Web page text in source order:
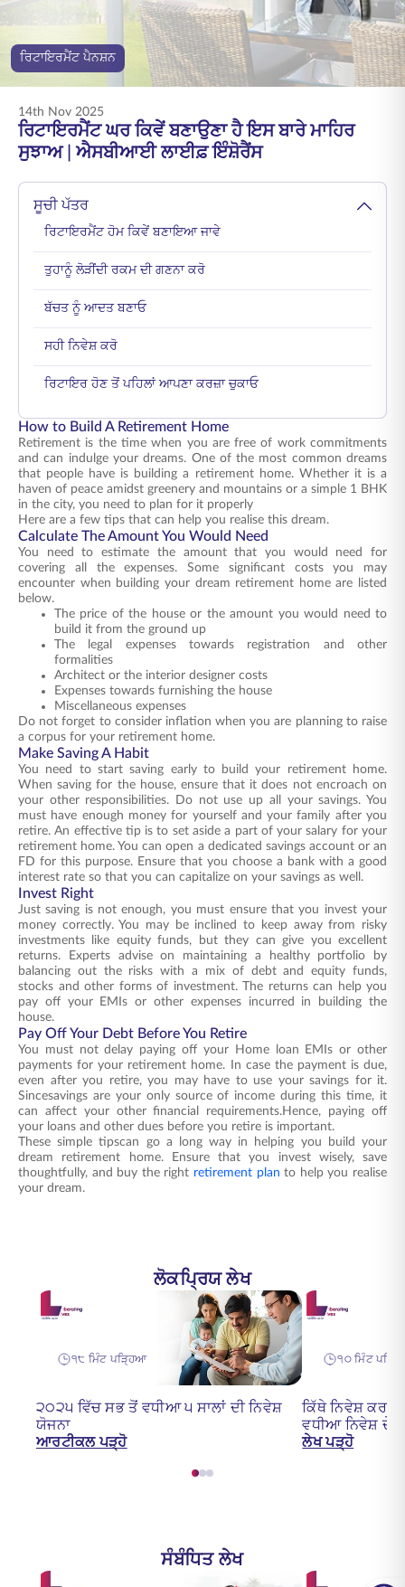
ਆਨਲਾਈਨ ਖਰੀਦੋ ਪ੍ਰੀਮੀਅਮ ਭਰੋ
ਰਿਟਾਇਰਮੈਂਟ ਪੈਨਸ਼ਨ
14th Nov 2025
ਰਿਟਾਇਰਮੈਂਟ ਘਰ ਕਿਵੇਂ ਬਣਾਉਣਾ ਹੈ ਇਸ ਬਾਰੇ ਮਾਹਿਰ
ਸੁਝਾਅ | ਐਸਬੀਆਈ ਲਾਈਫ਼ ਇੰਸ਼ੋਰੈਂਸ
ਸੂਚੀ ਪੱਤਰ
ਰਿਟਾਇਰਮੈਂਟ ਹੋਮ ਕਿਵੇਂ ਬਣਾਇਆ ਜਾਵੇ
ਤੁਹਾਨੂੰ ਲੋੜੀਂਦੀ ਰਕਮ ਦੀ ਗਣਨਾ ਕਰੋ
ਬੱਚਤ ਨੂੰ ਆਦਤ ਬਣਾਓ
ਸਹੀ ਨਿਵੇਸ਼ ਕਰੋ
ਰਿਟਾਇਰ ਹੋਣ ਤੋਂ ਪਹਿਲਾਂ ਆਪਣਾ ਕਰਜ਼ਾ ਚੁਕਾਓ
How to Build A Retirement Home
Retirement is the time when you are free of work commitments
and can indulge your dreams. One of the most common dreams
that people have is building a retirement home. Whether it is a
haven of peace amidst greenery and mountains or a simple 1 BHK
in the city, you need to plan for it properly
Here are a few tips that can help you realise this dream.
Calculate The Amount You Would Need
You need to estimate the amount that you would need for
covering all the expenses. Some significant costs you may
encounter when building your dream retirement home are listed
below.
The price of the house or the amount you would need to
build it from the ground up
The legal expenses towards registration and other
formalities
Architect or the interior designer costs
Expenses towards furnishing the house
Miscellaneous expenses
Do not forget to consider inflation when you are planning to raise
a corpus for your retirement home.
Make Saving A Habit
You need to start saving early to build your retirement home.
When saving for the house, ensure that it does not encroach on
your other responsibilities. Do not use up all your savings. You
must have enough money for yourself and your family after you
retire. An effective tip is to set aside a part of your salary for your
retirement home. You can open a dedicated savings account or an
FD for this purpose. Ensure that you choose a bank with a good
interest rate so that you can capitalize on your savings as well.
Invest Right
Just saving is not enough, you must ensure that you invest your
money correctly. You may be inclined to keep away from risky
investments like equity funds, but they can give you excellent
returns. Experts advise on maintaining a healthy portfolio by
balancing out the risks with a mix of debt and equity funds,
stocks and other forms of investment. The returns can help you
pay off your EMIs or other expenses incurred in building the
house.
Pay Off Your Debt Before You Retire
You must not delay paying off your Home loan EMIs or other
payments for your retirement home. In case the payment is due,
even after you retire, you may have to use your savings for it.
Sincesavings are your only source of income during this time, it
can affect your other financial requirements.Hence, paying off
your loans and other dues before you retire is important.
These simple tipscan go a long way in helping you build your
dream retirement home. Ensure that you invest wisely, save
thoughtfully, and buy the right retirement plan to help you realise
your dream.
ਲੋਕਪ੍ਰਿਯ ਲੇਖ
੧੮ ਮਿੰਟ ਪੜ੍ਹਿਆ
੨੦੨੫ ਵਿੱਚ ਸਭ ਤੋਂ ਵਧੀਆ ੫ ਸਾਲਾਂ ਦੀ ਨਿਵੇਸ਼
ਯੋਜਨਾ
ਆਰਟੀਕਲ ਪੜ੍ਹੋ
੧੦ ਮਿੰਟ
ਕਿੱਥੇ ਨਿਵੇਸ਼
ਵਧੀਆ ਨਿਵੇਸ਼ ਦੇ
ਲੇਖ ਪੜ੍ਹੋ
ਸੰਬੰਧਿਤ ਲੇਖ